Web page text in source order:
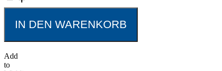
IN DEN WARENKORB
Add
to